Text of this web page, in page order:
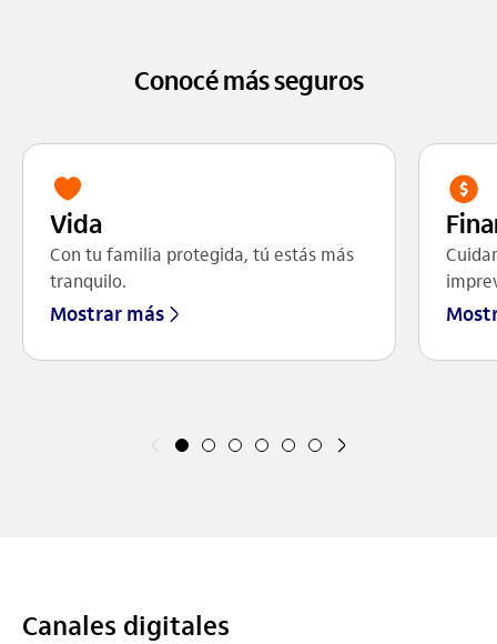
Conocé más seguros
Vida
Con tu familia protegida, tú estás más
tranquilo.
Mostrar más
Canales digitales